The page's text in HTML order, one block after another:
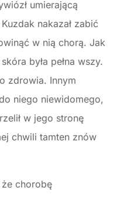
umierającą
nakazał zabić
w nią chorą. Jak
była pełna wszy.
zdrowia. Innym
niego niewidomego,
w jego stronę
chwili tamten znów
chorobę